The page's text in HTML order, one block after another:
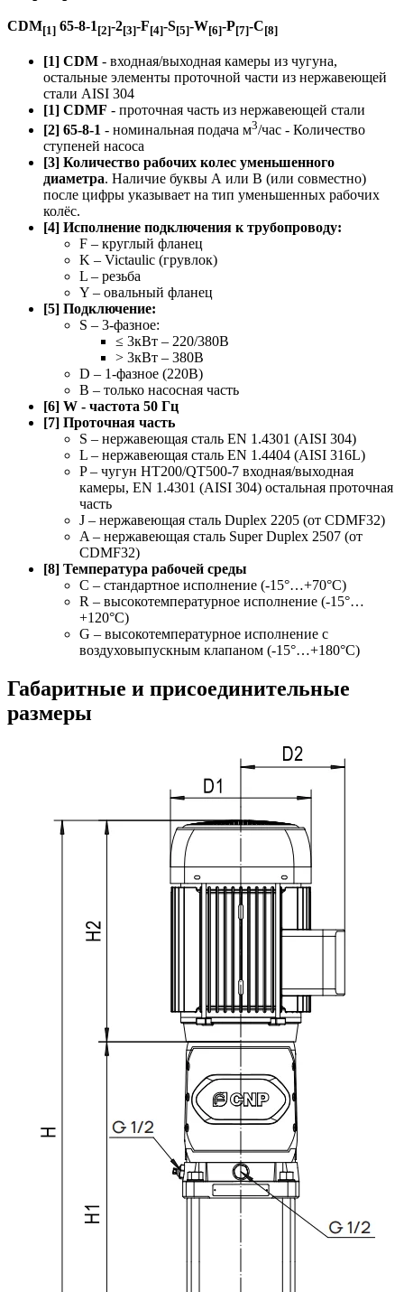
CDM[1] 65-8-1 [2]-2[3]-F[4]-S[5]-W[6]-P[7]-C[8]
[1] CDM - входная/выходная камеры из чугуна,
остальные элементы проточной части из нержавеющей
стали AISI 304
[1] CDMF - проточная часть из нержавеющей стали
[2] 65-8-1 - номинальная подача м3/час - Количество
ступеней насоса
[3] Количество рабочих колес уменьшенного
диаметра. Наличие буквы А или B (или совместно)
после цифры указывает на тип уменьшенных рабочих
колёс.
[4] Исполнение подключения к трубопроводу:
F – круглый фланец
K – Victaulic (грувлок)
L – резьба
Y – овальный фланец
[5] Подключение:
S – 3-фазное:
≤ 3кВт – 220/380В
> 3кВт – 380В
D – 1-фазное (220В)
B – только насосная часть
[6] W - частота 50 Гц
[7] Проточная часть
S – нержавеющая сталь EN 1.4301 (AISI 304)
L – нержавеющая сталь EN 1.4404 (AISI 316L)
P – чугун HT200/QT500-7 входная/выходная
камеры, EN 1.4301 (AISI 304) остальная проточная
часть
J – нержавеющая сталь Duplex 2205 (от CDMF32)
A – нержавеющая сталь Super Duplex 2507 (от
CDMF32)
[8] Температура рабочей среды
C – стандартное исполнение (-15°…+70°С)
R – высокотемпературное исполнение (-15°…
+120°С)
G – высокотемпературное исполнение с
воздуховыпускным клапаном (-15°…+180°С)
Габаритные и присоединительные
размеры